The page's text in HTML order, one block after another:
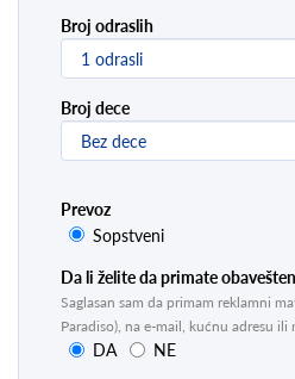
Broj odraslih
Broj dece
Prevoz
Sopstveni
Da li želite da primate
Saglasan sam da primam reklamni
Paradiso), na e-mail, kućnu adresu
DA NE